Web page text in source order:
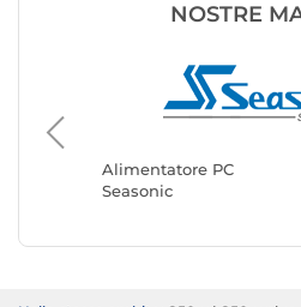
NOSTRE
Alimentatore PC
Seasonic